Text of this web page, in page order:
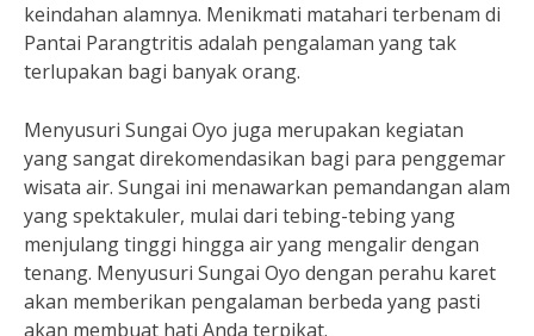
keindahan alamnya. Menikmati matahari terbenam di
Pantai Parangtritis adalah pengalaman yang tak
terlupakan bagi banyak orang.
Menyusuri Sungai Oyo juga merupakan kegiatan
yang sangat direkomendasikan bagi para penggemar
wisata air. Sungai ini menawarkan pemandangan alam
yang spektakuler, mulai dari tebing-tebing yang
menjulang tinggi hingga air yang mengalir dengan
tenang. Menyusuri Sungai Oyo dengan perahu karet
akan memberikan pengalaman berbeda yang pasti
akan membuat hati Anda terpikat.